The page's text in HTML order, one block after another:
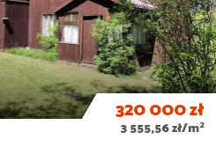
320 000zł
3 555,56 zł/m2